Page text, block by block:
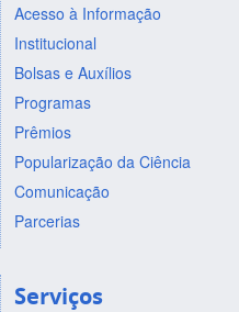
Acesso à Informação
Institucional
Bolsas e Auxílios
Programas
Prêmios
Popularização da Ciência
Comunicação
Parcerias
Serviços